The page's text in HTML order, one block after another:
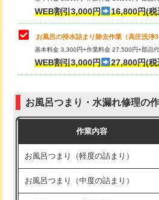
小便器トイレ脱着
その他部品の脱着
交換・取付（タンク）
交換・取付（普通便座）
交換・取付（温水洗浄便座）
交換・取付(単水栓（壁付・デッキ
式）)
交換・取付(混合水栓（壁付・デッキ
WEB割引3,000円 16,800円(税
お風呂の排水詰まり除去作業（高圧洗浄3
基本料金 3,300円+作業料金 27,500円+部品
WEB割引3,000円 27,800円(税
お風呂つまり・水漏れ修理の
作業内容
お風呂つまり（軽度の詰まり）
お風呂つまり（中度の詰まり）